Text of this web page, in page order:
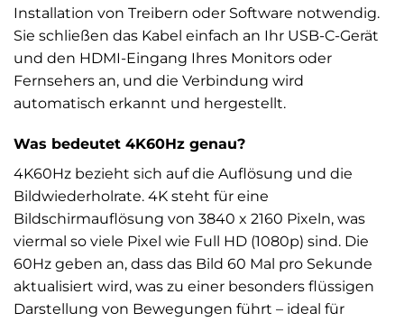
Installation von Treibern oder Software notwendig.
Sie schließen das Kabel einfach an Ihr USB-C-Gerät
und den HDMI-Eingang Ihres Monitors oder
Fernsehers an, und die Verbindung wird
automatisch erkannt und hergestellt.
Was bedeutet 4K60Hz genau?
4K60Hz bezieht sich auf die Auflösung und die
Bildwiederholrate. 4K steht für eine
Bildschirmauflösung von 3840 x 2160 Pixeln, was
viermal so viele Pixel wie Full HD (1080p) sind. Die
60Hz geben an, dass das Bild 60 Mal pro Sekunde
aktualisiert wird, was zu einer besonders flüssigen
Darstellung von Bewegungen führt – ideal für